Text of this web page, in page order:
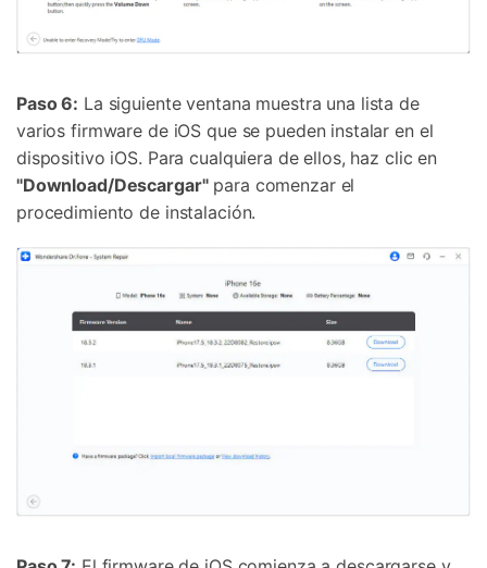
Paso 6: La siguiente ventana muestra una lista de
varios firmware de iOS que se pueden instalar en el
dispositivo iOS. Para cualquiera de ellos, haz clic en
"Download/Descargar"para comenzar el
procedimiento de instalación.